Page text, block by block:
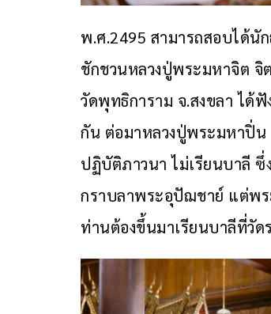
พ.ศ.2495 สามารถสอบได้นั
ชักชวนหลวงปู่พระมหาจิต จิ
วัดพุทธิการาม จ.สงขลา ได้
กัน ต่อมาหลวงปู่พระมหาปิ่น
ปฏิบัติภาวนา ไม่เรียนบาลี
กราบลาพระอุปัฌชาย์ แต่พร
ท่านต้องขึ้นมาเรียนบาลีที่วัด